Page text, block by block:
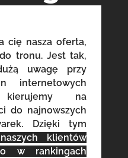
cię nasza oferta,
tronu. Jest tak,
uwagę przy
internetowych
na
do najnowszych
Dzięki tym
klientów
w rankingach